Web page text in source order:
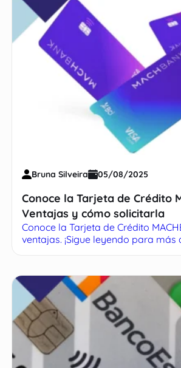
Bruna Silveira 05/08/2025
Conoce la Tarjeta de Crédito
Ventajas y cómo solicitarla
Conoce la Tarjeta de Crédito
ventajas. ¡Sigue leyendo para más